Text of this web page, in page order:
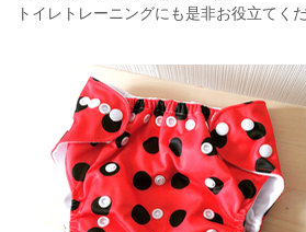
トイレトレーニングにも是非お役立てくだ